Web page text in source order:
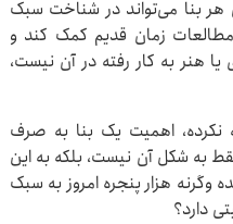
بنا می‌تواند در شناخت سبک
زمان قدیم کمک کند و
هنر به کار رفته در آن نیست،
نکرده، اهمیت یک بنا به صرف
به شکل آن نیست، بلکه به این
هزار پنجره امروز به سبک
دارد؟